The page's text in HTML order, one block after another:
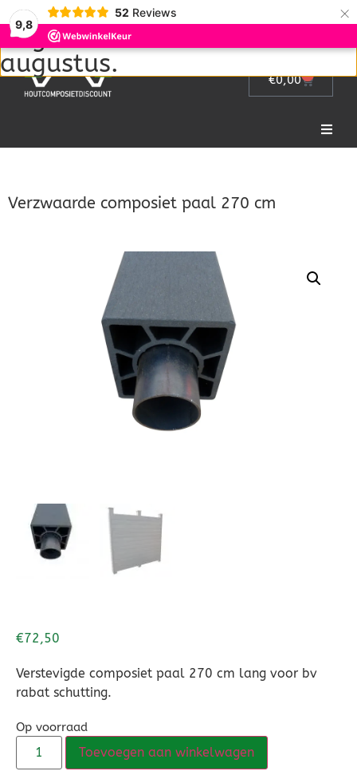
9,8
52 Reviews ×
€0,00 0
Picknicktafel
Bloembakken
Dierenverblijven
Sale
Verzwaarde composiet paal 270 cm
€72,50
Verstevigde composiet paal 270 cm lang voor bv
rabat schutting.
Op voorraad
Toevoegen aan winkelwagen
Wij zijn met vakantie van 1
augustus tot en met 22
augustus.